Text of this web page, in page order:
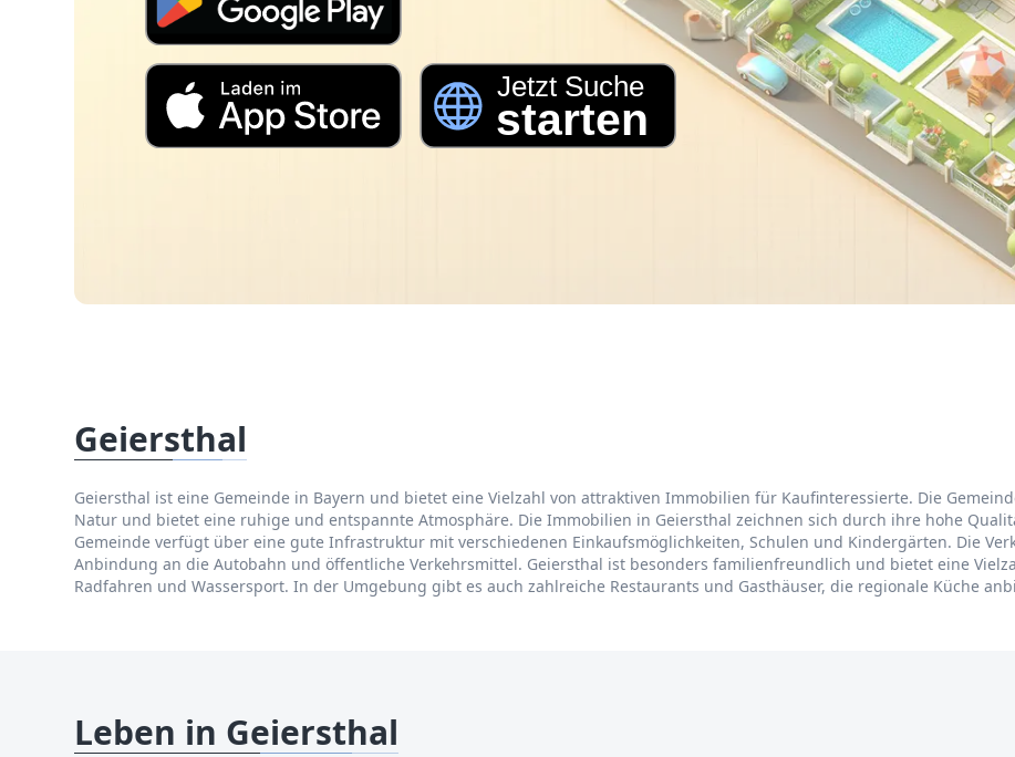
Geiersthal
Geiersthal ist eine Gemeinde in Bayern und bietet eine Vielzahl von attraktiven Immobilien für Kaufinteressierte. Die
Natur und bietet eine ruhige und entspannte Atmosphäre. Die Immobilien in Geiersthal zeichnen sich durch ihre hohe
Gemeinde verfügt über eine gute Infrastruktur mit verschiedenen Einkaufsmöglichkeiten, Schulen und Kindergärten. Die
Anbindung an die Autobahn und öffentliche Verkehrsmittel. Geiersthal ist besonders familienfreundlich und bietet eine
Radfahren und Wassersport. In der Umgebung gibt es auch zahlreiche Restaurants und Gasthäuser, die regionale Küche
Leben in Geiersthal